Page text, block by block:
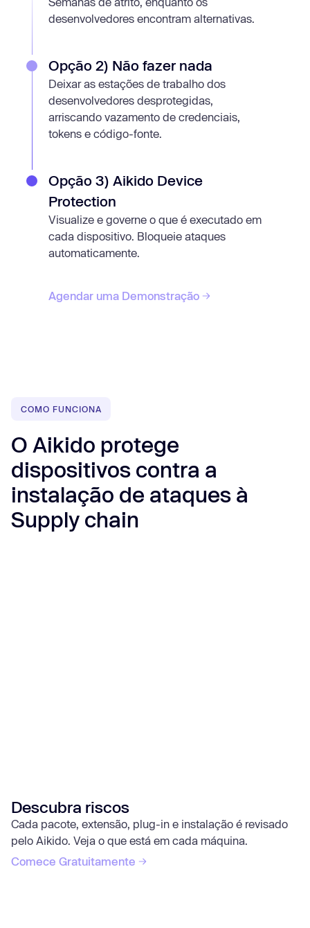
desenvolvedores encontram alternativas.
Opção 2) Não fazer nada
Deixar as estações de trabalho dos
desenvolvedores desprotegidas,
arriscando vazamento de credenciais,
tokens e código-fonte.
Opção 3) Aikido Device
Protection
Visualize e governe o que é executado em
cada dispositivo. Bloqueie ataques
automaticamente.
Agendar uma Demonstração
COMO FUNCIONA
O Aikido protege
dispositivos contra a
instalação de ataques à
Supply chain
Descubra riscos
Cada pacote, extensão, plug-in e instalação é revisado
pelo Aikido. Veja o que está em cada máquina.
Comece Gratuitamente